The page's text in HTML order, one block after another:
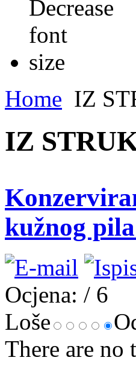
Home IZ
IZ
kužnog
Ocjena: / 6
Loše
There are no